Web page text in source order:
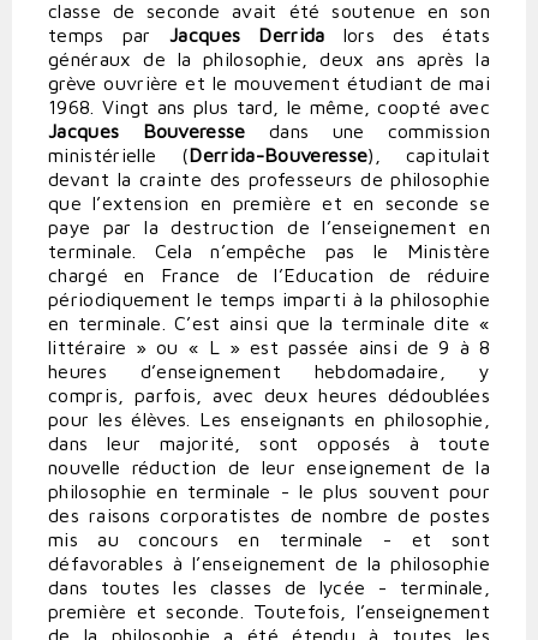
classe de seconde avait été soutenue en son
temps par Jacques Derrida lors des états
généraux de la philosophie, deux ans après la
grève ouvrière et le mouvement étudiant de mai
1968. Vingt ans plus tard, le même, coopté avec
Jacques Bouveresse dans une commission
ministérielle (Derrida-Bouveresse), capitulait
devant la crainte des professeurs de philosophie
que l’extension en première et en seconde se
paye par la destruction de l’enseignement en
terminale. Cela n’empêche pas le Ministère
chargé en France de l’Education de réduire
périodiquement le temps imparti à la philosophie
en terminale. C’est ainsi que la terminale dite «
littéraire » ou « L » est passée ainsi de 9 à 8
heures d’enseignement hebdomadaire, y
compris, parfois, avec deux heures dédoublées
pour les élèves. Les enseignants en philosophie,
dans leur majorité, sont opposés à toute
nouvelle réduction de leur enseignement de la
philosophie en terminale - le plus souvent pour
des raisons corporatistes de nombre de postes
mis au concours en terminale - et sont
défavorables à l’enseignement de la philosophie
dans toutes les classes de lycée - terminale,
première et seconde. Toutefois, l’enseignement
de la philosophie a été étendu à toutes les